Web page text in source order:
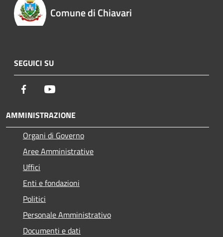
Comune di Chiavari
SEGUICI SU
Facebook
AMMINISTRAZIONE
Organi di Governo
Aree Amministrative
Uffici
Enti e fondazioni
Politici
Personale Amministrativo
Documenti e dati